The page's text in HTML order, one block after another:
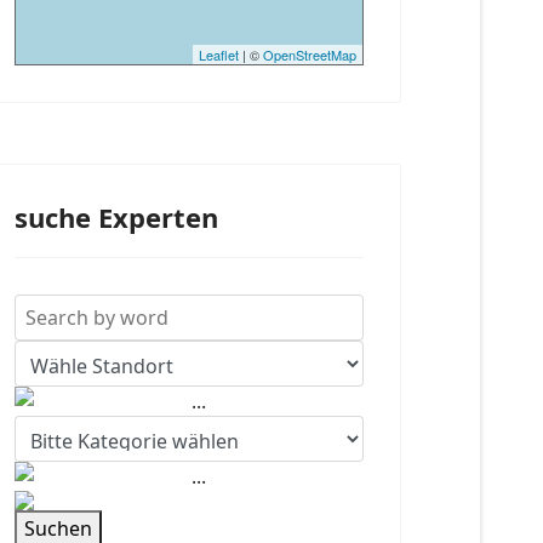
Leaflet | ©OpenStreetMap
suche Experten
Suchen